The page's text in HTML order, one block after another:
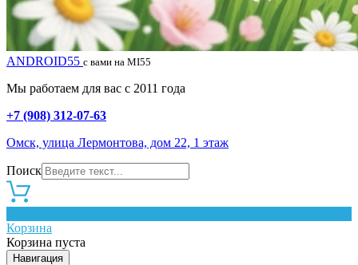
ANDROID55 с вами на MI55
Мы работаем для вас с 2011 года
+7 (908) 312-07-63
Омск, улица Лермонтова, дом 22, 1 этаж
Поиск
Корзина
Корзина пуста
Навигация